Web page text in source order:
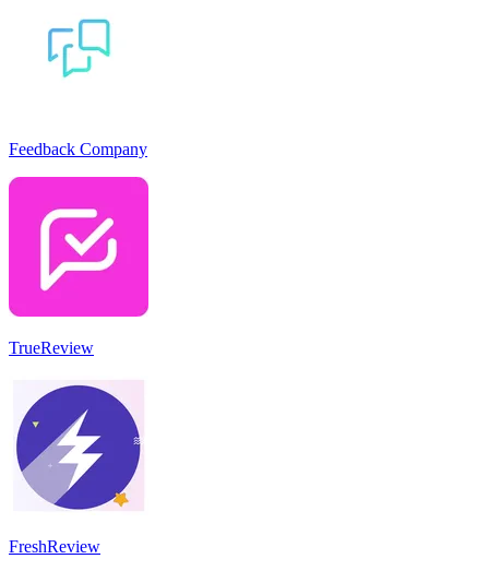
Feedback Company
TrueReview
FreshReview